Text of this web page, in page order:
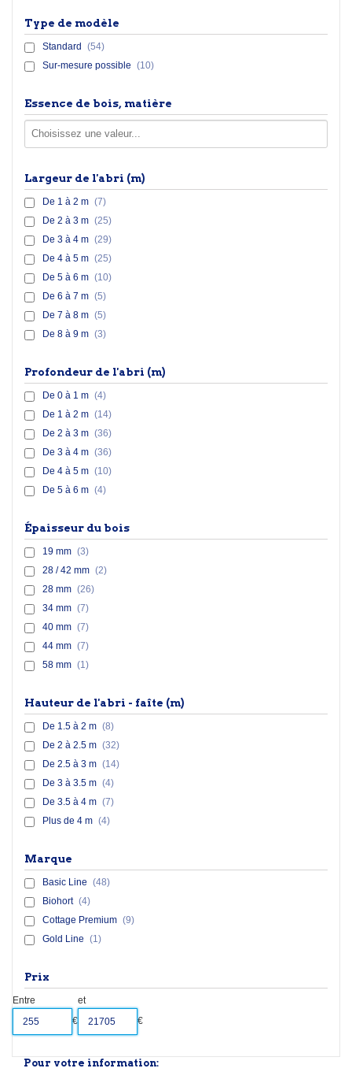
Type de modèle
Standard (54)
Sur-mesure possible (10)
Essence de bois, matière
Largeur de l'abri (m)
De 1 à 2 m (7)
De 2 à 3 m (25)
De 3 à 4 m (29)
De 4 à 5 m (25)
De 5 à 6 m (10)
De 6 à 7 m (5)
De 7 à 8 m (5)
De 8 à 9 m (3)
Profondeur de l'abri (m)
De 0 à 1 m (4)
De 1 à 2 m (14)
De 2 à 3 m (36)
De 3 à 4 m (36)
De 4 à 5 m (10)
De 5 à 6 m (4)
Épaisseur du bois
19 mm (3)
28 / 42 mm (2)
28 mm (26)
34 mm (7)
40 mm (7)
44 mm (7)
58 mm (1)
Hauteur de l'abri - faîte (m)
De 1.5 à 2 m (8)
De 2 à 2.5 m (32)
De 2.5 à 3 m (14)
De 3 à 3.5 m (4)
De 3.5 à 4 m (7)
Plus de 4 m (4)
Marque
Basic Line (48)
Biohort (4)
Cottage Premium (9)
Gold Line (1)
Prix
Entre
€
et
€
Pour votre information: